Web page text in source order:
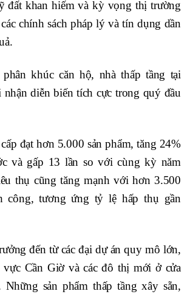
đất khan hiếm và kỳ vọng thị trường
chính sách pháp lý và tín dụng dần
khúc căn hộ, nhà thấp tầng tại
diễn biến tích cực trong quý đầu
đạt hơn 5.000 sản phẩm, tăng 24%
và gấp 13 lần so với cùng kỳ năm
thụ cũng tăng mạnh với hơn 3.500
công, tương ứng tỷ lệ hấp thụ gần
đến từ các đại dự án quy mô lớn,
vực Cần Giờ và các đô thị mới ở cửa
sản phẩm thấp tầng xây sẵn,